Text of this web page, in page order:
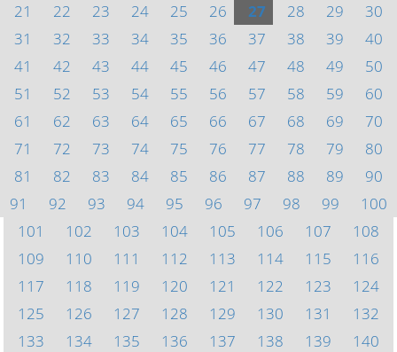
21
22 23 24 25 26 27 28 29
30
31
32 33 34 35 36 37 38 39
40
41
42 43 44 45 46 47 48 49
50
51
52 53 54 55 56 57 58 59
60
61
62 63 64 65 66 67 68 69
70
71
72 73 74 75 76 77 78 79
80
81
82 83 84 85 86 87 88 89
90
91
92 93 94 95 96 97 98 99
100
101
102 103 104 105 106 107
108
109
110 111 112 113 114 115
116
117
118 119 120 121 122 123
124
125
126 127 128 129 130 131
132
133
134 135 136 137 138 139
140